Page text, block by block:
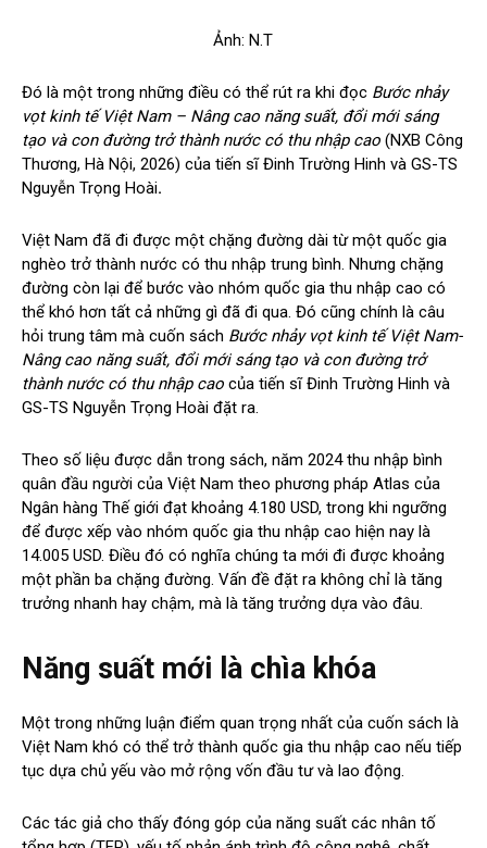
Ảnh: N.T
Đó là một trong những điều có thể rút ra khi đọc Bước nhảy
vọt kinh tế Việt Nam – Nâng cao năng suất, đổi mới sáng
tạo và con đường trở thành nước có thu nhập cao (NXB Công
Thương, Hà Nội, 2026) của tiến sĩ Đinh Trường Hinh và GS-TS
Nguyễn Trọng Hoài.
Việt Nam đã đi được một chặng đường dài từ một quốc gia
nghèo trở thành nước có thu nhập trung bình. Nhưng chặng
đường còn lại để bước vào nhóm quốc gia thu nhập cao có
thể khó hơn tất cả những gì đã đi qua. Đó cũng chính là câu
hỏi trung tâm mà cuốn sách Bước nhảy vọt kinh tế Việt Nam-
Nâng cao năng suất, đổi mới sáng tạo và con đường trở
thành nước có thu nhập cao của tiến sĩ Đinh Trường Hinh và
GS-TS Nguyễn Trọng Hoài đặt ra.
Theo số liệu được dẫn trong sách, năm 2024 thu nhập bình
quân đầu người của Việt Nam theo phương pháp Atlas của
Ngân hàng Thế giới đạt khoảng 4.180 USD, trong khi ngưỡng
để được xếp vào nhóm quốc gia thu nhập cao hiện nay là
14.005 USD. Điều đó có nghĩa chúng ta mới đi được khoảng
một phần ba chặng đường. Vấn đề đặt ra không chỉ là tăng
trưởng nhanh hay chậm, mà là tăng trưởng dựa vào đâu.
Năng suất mới là chìa khóa
Một trong những luận điểm quan trọng nhất của cuốn sách là
Việt Nam khó có thể trở thành quốc gia thu nhập cao nếu tiếp
tục dựa chủ yếu vào mở rộng vốn đầu tư và lao động.
Các tác giả cho thấy đóng góp của năng suất các nhân tố